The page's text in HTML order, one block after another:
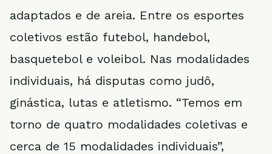
adaptados e de areia. Entre os esportes
coletivos estão futebol, handebol,
basquetebol e voleibol. Nas modalidades
individuais, há disputas como judô,
ginástica, lutas e atletismo. “Temos em
torno de quatro modalidades coletivas e
cerca de 15 modalidades individuais”,